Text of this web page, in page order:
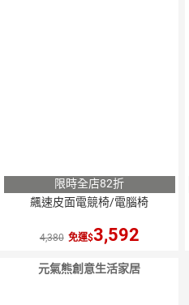
限時全店82折
飆速皮面電競椅/電腦椅
4,380 免運 3,592
元氣熊創意生活家居